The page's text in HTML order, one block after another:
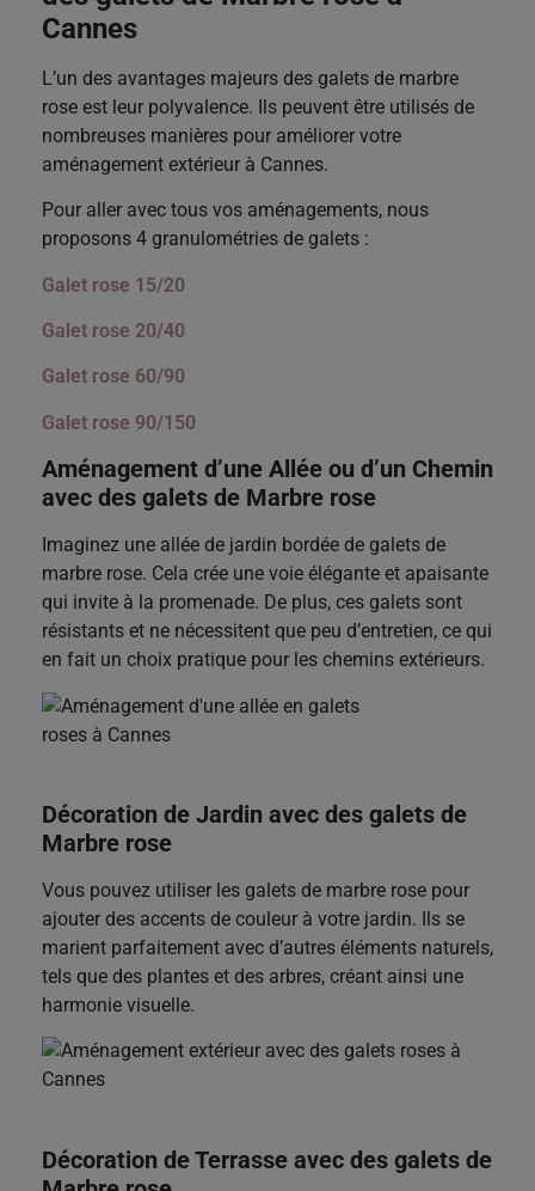
Cannes
L’un des avantages majeurs des galets de marbre
rose est leur polyvalence. Ils peuvent être utilisés de
nombreuses manières pour améliorer votre
aménagement extérieur à Cannes.
Pour aller avec tous vos aménagements, nous
proposons 4 granulométries de galets :
Galet rose 15/20
Galet rose 20/40
Galet rose 60/90
Galet rose 90/150
Aménagement d’une Allée ou d’un Chemin
avec des galets de Marbre rose
Imaginez une allée de jardin bordée de galets de
marbre rose. Cela crée une voie élégante et apaisante
qui invite à la promenade. De plus, ces galets sont
résistants et ne nécessitent que peu d’entretien, ce qui
en fait un choix pratique pour les chemins extérieurs.
Décoration de Jardin avec des galets de
Marbre rose
Vous pouvez utiliser les galets de marbre rose pour
ajouter des accents de couleur à votre jardin. Ils se
marient parfaitement avec d’autres éléments naturels,
tels que des plantes et des arbres, créant ainsi une
harmonie visuelle.
Décoration de Terrasse avec des galets de